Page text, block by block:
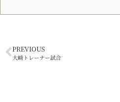
PREVIOUS
大﨑トレーナー試合